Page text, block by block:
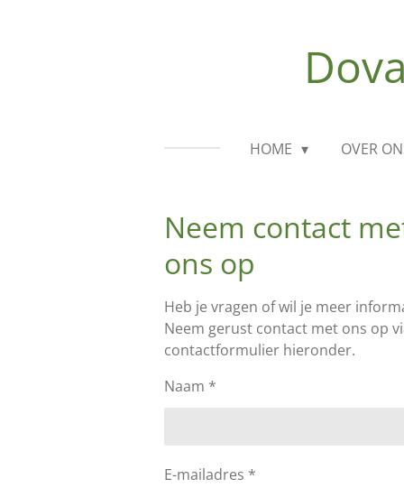
HOME OVER
Neem contact
ons op
Heb je vragen of wil je meer
Neem gerust contact met ons op
contactformulier hieronder.
Naam *
E-mailadres *